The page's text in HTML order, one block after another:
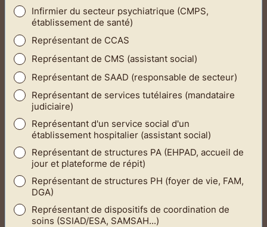
Infirmier du secteur psychiatrique (CMPS,
établissement de santé)
Représentant de CCAS
Représentant de CMS (assistant social)
Représentant de SAAD (responsable de secteur)
Représentant de services tutélaires (mandataire
judiciaire)
Représentant d'un service social d'un
établissement hospitalier (assistant social)
Représentant de structures PA (EHPAD, accueil de
jour et plateforme de répit)
Représentant de structures PH (foyer de vie, FAM,
DGA)
Représentant de dispositifs de coordination de
soins (SSIAD/ESA, SAMSAH...)